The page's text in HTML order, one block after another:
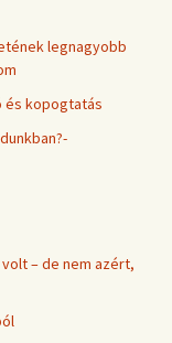
legnagyobb
és kopogtatás
– de nem azért,